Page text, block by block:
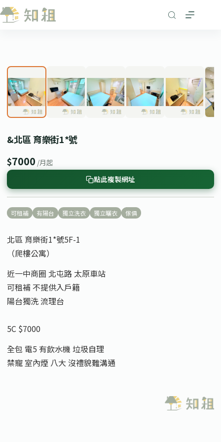
跳
至
&北區 育樂街1*號
$7000 /月起
點此複製網址
可租補 有陽台 獨立洗衣 獨立曬衣 傢俱
北區 育樂街1*號5F-1
（爬樓公寓）
近一中商圈 北屯路 太原車站
可租補 不提供入戶籍
陽台獨洗 流理台
5C $7000
全包 電5 有飲水機 垃圾自理
禁寵 室內煙 八大 沒禮貌難溝通